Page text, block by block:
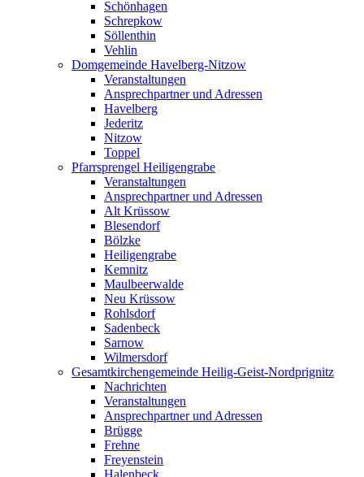
Schönhagen
Schrepkow
Söllenthin
Vehlin
Domgemeinde Havelberg-Nitzow
Veranstaltungen
Ansprechpartner und Adressen
Havelberg
Jederitz
Nitzow
Toppel
Pfarrsprengel Heiligengrabe
Veranstaltungen
Ansprechpartner und Adressen
Alt Krüssow
Blesendorf
Bölzke
Heiligengrabe
Kemnitz
Maulbeerwalde
Neu Krüssow
Rohlsdorf
Sadenbeck
Sarnow
Wilmersdorf
Gesamtkirchengemeinde Heilig-Geist-Nordprignitz
Nachrichten
Veranstaltungen
Ansprechpartner und Adressen
Brügge
Frehne
Freyenstein